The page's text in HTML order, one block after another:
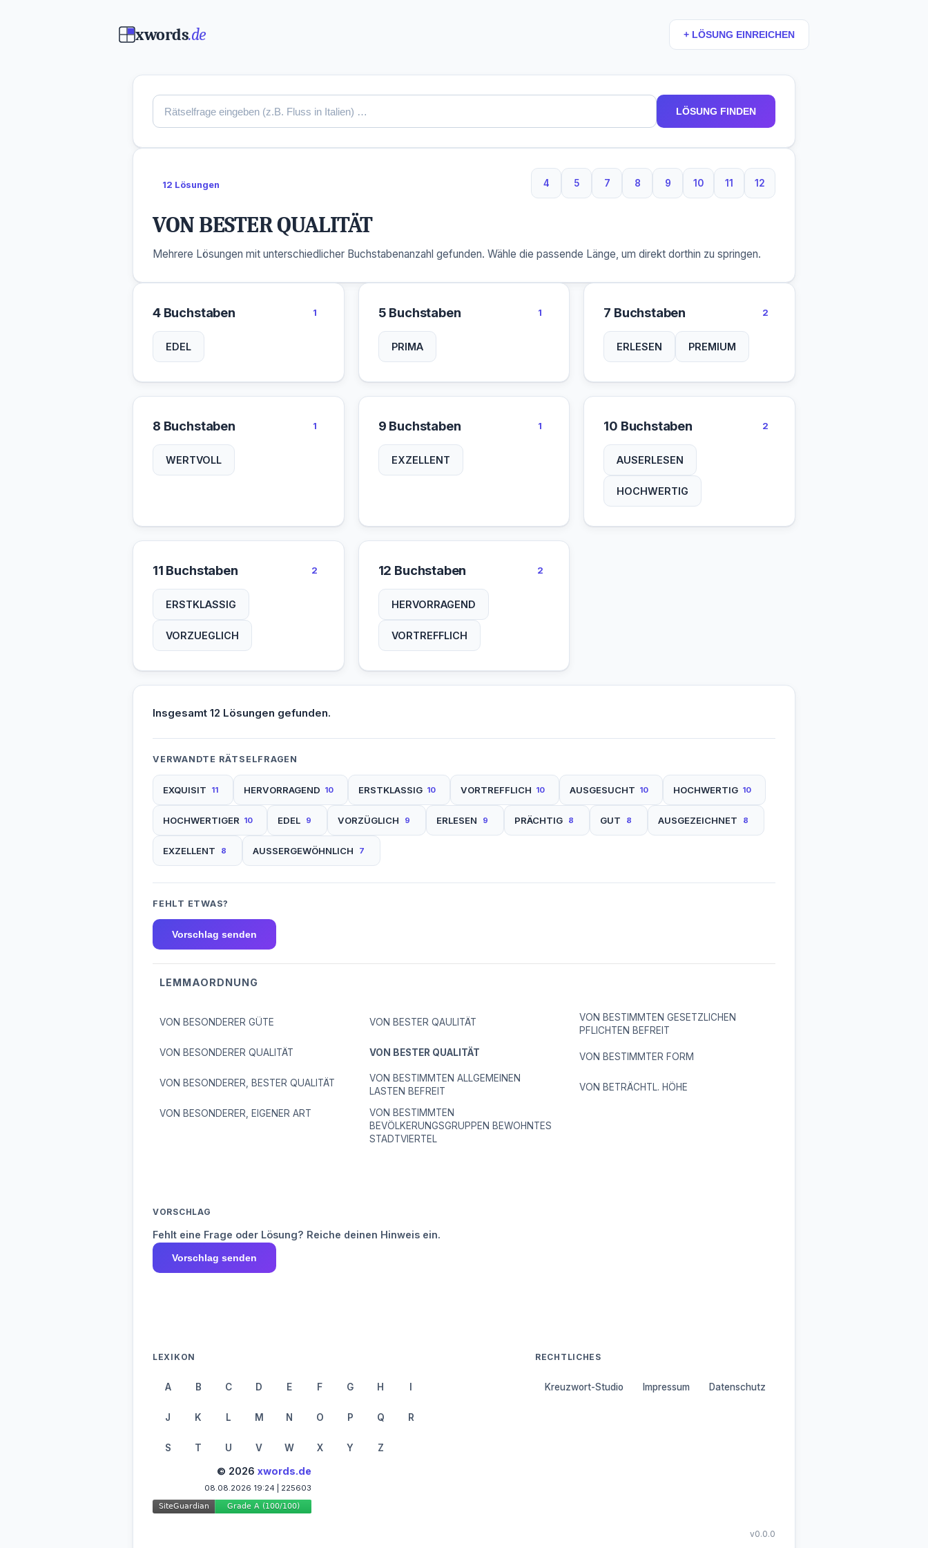
xwords.de + LÖSUNG EINREICHEN
LÖSUNG FINDEN
12 Lösungen 4
4 Buchstaben
5
5 Buchstaben
7
7 Buchstaben
8
8 Buchstaben
9
9 Buchstaben
10
10 Buchstaben
11
11 Buchstaben
12
12 Buchstaben
VON BESTER QUALITÄT
Mehrere Lösungen mit unterschiedlicher Buchstabenanzahl gefunden. Wähle die passende Länge, um direkt dorthin zu springen.
4 Buchstaben 1
EDEL
5 Buchstaben 1
PRIMA
7 Buchstaben 2
ERLESEN PREMIUM
8 Buchstaben 1
WERTVOLL
9 Buchstaben 1
EXZELLENT
10 Buchstaben 2
AUSERLESEN
HOCHWERTIG
11 Buchstaben 2
ERSTKLASSIG
VORZUEGLICH
12 Buchstaben 2
HERVORRAGEND
VORTREFFLICH
Insgesamt 12 Lösungen gefunden.
VERWANDTE RÄTSELFRAGEN
EXQUISIT 11 HERVORRAGEND 10 ERSTKLASSIG 10 VORTREFFLICH 10 AUSGESUCHT 10 HOCHWERTIG 10
HOCHWERTIGER 10 EDEL 9 VORZÜGLICH 9 ERLESEN 9 PRÄCHTIG 8 GUT 8 AUSGEZEICHNET 8
EXZELLENT 8 AUSSERGEWÖHNLICH 7
FEHLT ETWAS?
Vorschlag senden
LEMMAORDNUNG
VON BESONDERER GÜTE
VON BESONDERER QUALITÄT
VON BESONDERER, BESTER QUALITÄT
VON BESONDERER, EIGENER ART
VON BESTER QAULITÄT
VON BESTER QUALITÄT
VON BESTIMMTEN ALLGEMEINEN
LASTEN BEFREIT
VON BESTIMMTEN
BEVÖLKERUNGSGRUPPEN BEWOHNTES
STADTVIERTEL
VON BESTIMMTEN GESETZLICHEN
PFLICHTEN BEFREIT
VON BESTIMMTER FORM
VON BETRÄCHTL. HÖHE
VORSCHLAG
Fehlt eine Frage oder Lösung? Reiche deinen Hinweis ein.
Vorschlag senden
LEXIKON
A B C D E F G H I
J K L M N O P Q R
S T U V W X Y Z
RECHTLICHES
Kreuzwort-Studio Impressum Datenschutz
© 2026 xwords.de
08.08.2026 19:24 | 225603
v0.0.0